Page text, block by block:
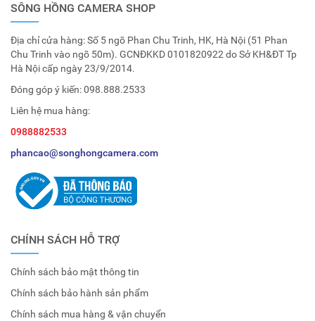
SÔNG HỒNG CAMERA SHOP
Địa chỉ cửa hàng: Số 5 ngõ Phan Chu Trinh, HK, Hà Nội (51 Phan
Chu Trinh vào ngõ 50m). GCNĐKKD 0101820922 do Sở KH&ĐT Tp
Hà Nội cấp ngày 23/9/2014.
Đóng góp ý kiến:098.888.2533
Liên hệ mua hàng:
0988882533
phancao@songhongcamera.com
CHÍNH SÁCH HỖ TRỢ
Chính sách bảo mật thông tin
Chính sách bảo hành sản phẩm
Chính sách mua hàng & vận chuyển